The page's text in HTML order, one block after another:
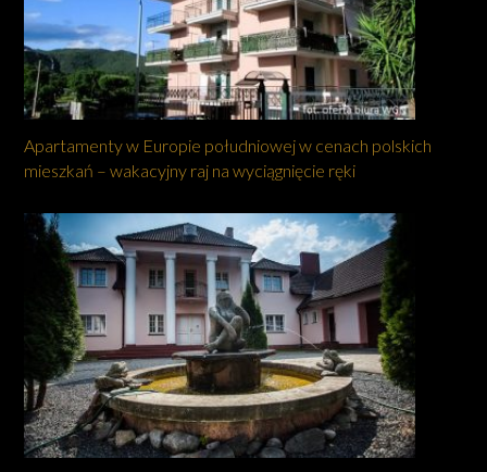
Apartamenty w Europie południowej w cenach polskich
mieszkań – wakacyjny raj na wyciągnięcie ręki